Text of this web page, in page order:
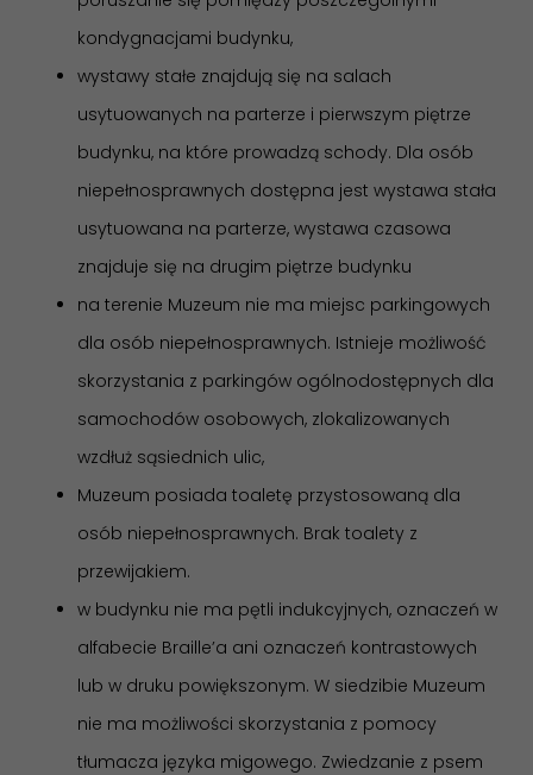
kondygnacjami budynku,
wystawy stałe znajdują się na salach
usytuowanych na parterze i pierwszym piętrze
budynku, na które prowadzą schody. Dla osób
niepełnosprawnych dostępna jest wystawa stała
usytuowana na parterze, wystawa czasowa
znajduje się na drugim piętrze budynku
na terenie Muzeum nie ma miejsc parkingowych
dla osób niepełnosprawnych. Istnieje możliwość
skorzystania z parkingów ogólnodostępnych dla
samochodów osobowych, zlokalizowanych
wzdłuż sąsiednich ulic,
Muzeum posiada toaletę przystosowaną dla
osób niepełnosprawnych. Brak toalety z
przewijakiem.
w budynku nie ma pętli indukcyjnych, oznaczeń w
alfabecie Braille’a ani oznaczeń kontrastowych
lub w druku powiększonym. W siedzibie Muzeum
nie ma możliwości skorzystania z pomocy
tłumacza języka migowego. Zwiedzanie z psem